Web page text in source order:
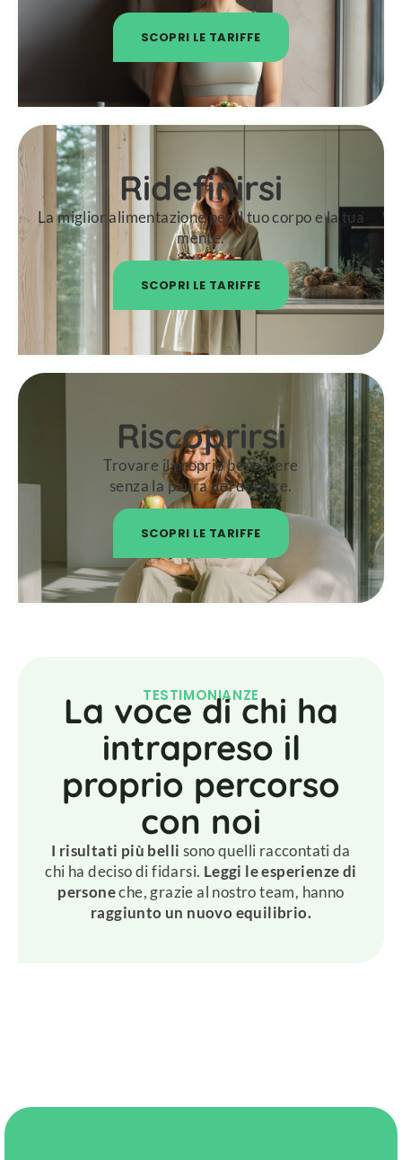
SCOPRI LE TARIFFE
Ridefinirsi
La miglior alimentazione per il tuo corpo e la tua
mente.
SCOPRI LE TARIFFE
Riscoprirsi
Trovare il proprio benessere
senza la paura del dottore.
SCOPRI LE TARIFFE
TESTIMONIANZE
La voce di chi ha
intrapreso il
proprio percorso
con noi
I risultati più belli sono quelli raccontati da
chi ha deciso di fidarsi. Leggi le esperienze di
personeche, grazie al nostro team, hanno
raggiunto un nuovo equilibrio.